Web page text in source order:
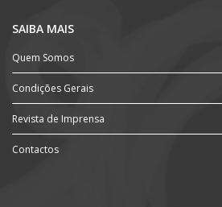
SAIBA MAIS
Quem Somos
Condições Gerais
Revista de Imprensa
Contactos